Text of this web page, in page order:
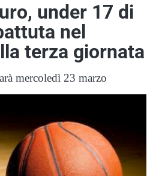
under 17 di
nel
terza giornata
mercoledì 23 marzo